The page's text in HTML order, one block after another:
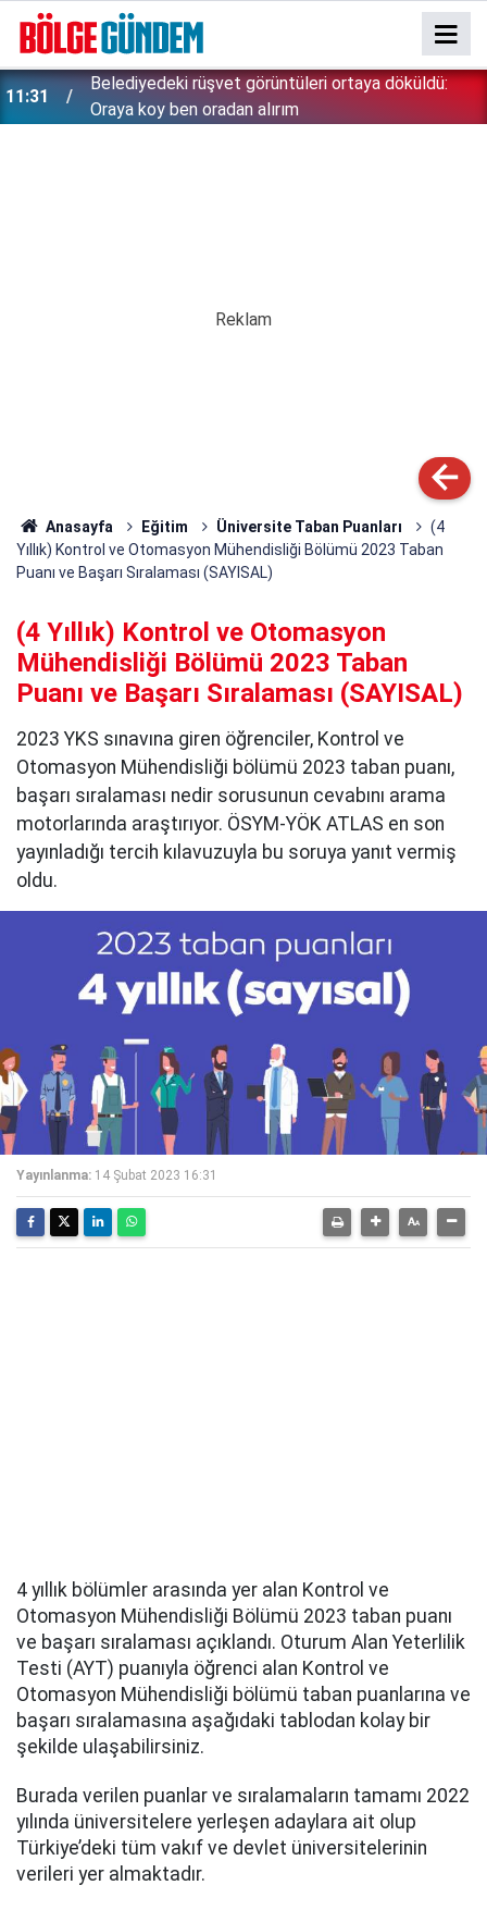
11:31
Belediyedeki rüşvet görüntüleri ortaya döküldü:
Oraya koy ben oradan alırım
Anasayfa Eğitim Üniversite Taban Puanları
(4
Yıllık) Kontrol ve Otomasyon Mühendisliği Bölümü 2023 Taban
Puanı ve Başarı Sıralaması (SAYISAL)
(4 Yıllık) Kontrol ve Otomasyon
Mühendisliği Bölümü 2023 Taban
Puanı ve Başarı Sıralaması (SAYISAL)
2023 YKS sınavına giren öğrenciler, Kontrol ve
Otomasyon Mühendisliği bölümü 2023 taban puanı,
başarı sıralaması nedir sorusunun cevabını arama
motorlarında araştırıyor. ÖSYM-YÖK ATLAS en son
yayınladığı tercih kılavuzuyla bu soruya yanıt vermiş
oldu.
Yayınlanma: 14 Şubat 2023 16:31
4 yıllık bölümler arasında yer alan Kontrol ve
Otomasyon Mühendisliği Bölümü 2023 taban puanı
ve başarı sıralaması açıklandı. Oturum Alan Yeterlilik
Testi (AYT) puanıyla öğrenci alan Kontrol ve
Otomasyon Mühendisliği bölümü taban puanlarına ve
başarı sıralamasına aşağıdaki tablodan kolay bir
şekilde ulaşabilirsiniz.
Burada verilen puanlar ve sıralamaların tamamı 2022
yılında üniversitelere yerleşen adaylara ait olup
Türkiye’deki tüm vakıf ve devlet üniversitelerinin
verileri yer almaktadır.